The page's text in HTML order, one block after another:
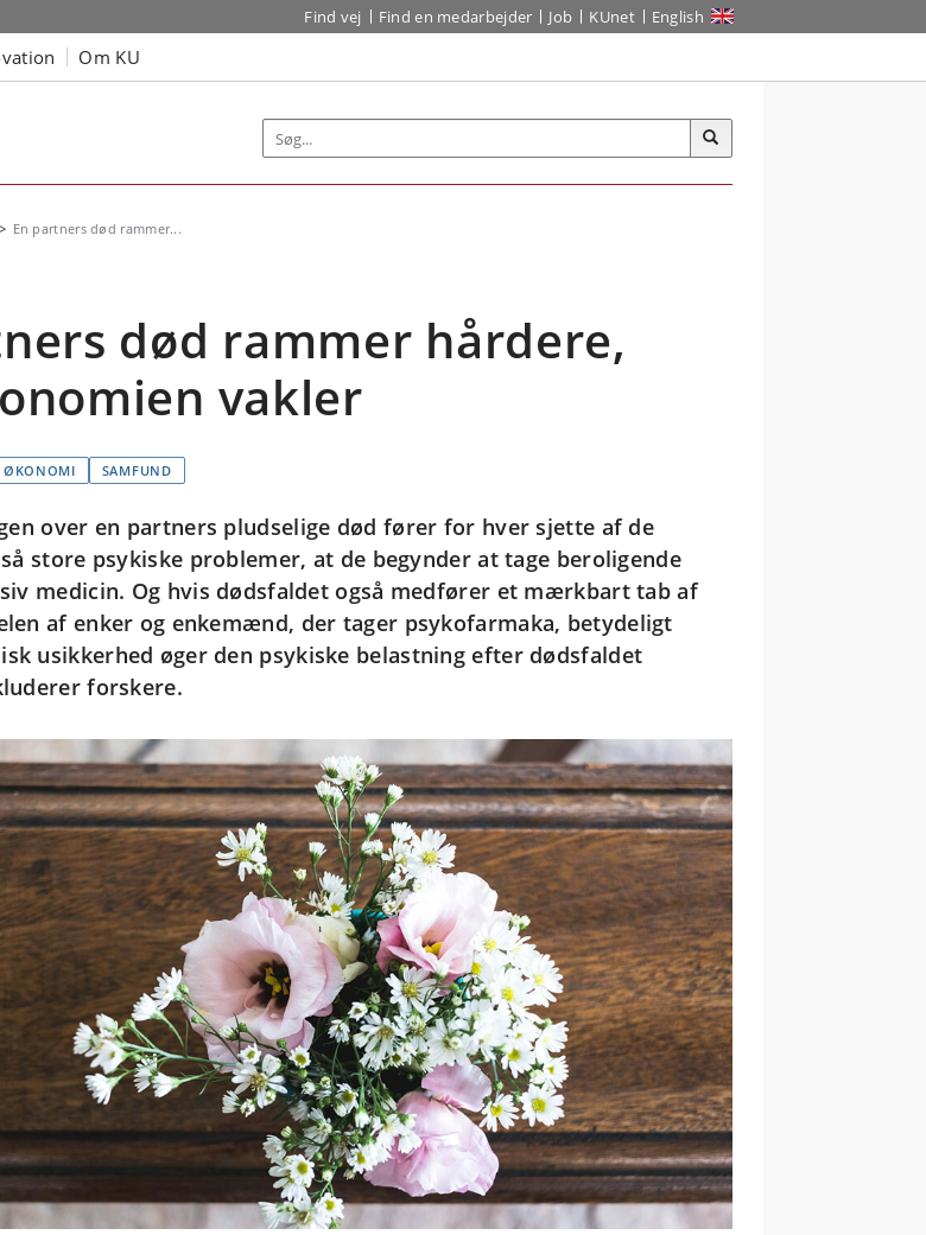
Find vej Find en medarbejder Job KUnet English
Om KU
En partners død rammer...
død rammer hårdere,
vakler
ØKONOMI SAMFUND
over en partners pludselige død fører for hver sjette af de
store psykiske problemer, at de begynder at tage beroligende
medicin. Og hvis dødsfaldet også medfører et mærkbart tab af
af enker og enkemænd, der tager psykofarmaka, betydeligt
usikkerhed øger den psykiske belastning efter dødsfaldet
forskere.